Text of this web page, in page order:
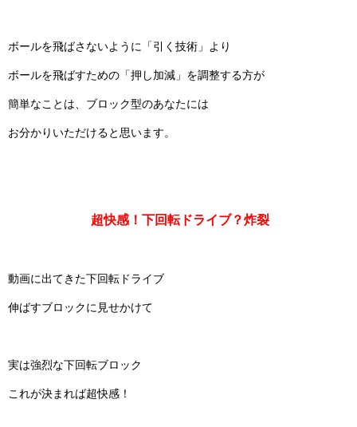
ボールを飛ばさないように「引く技術」より
ボールを飛ばすための「押し加減」を調整する方が
簡単なことは、ブロック型のあなたには
お分かりいただけると思います。
超快感！下回転ドライブ？炸裂
動画に出てきた下回転ドライブ
伸ばすブロックに見せかけて
実は強烈な下回転ブロック
これが決まれば超快感！